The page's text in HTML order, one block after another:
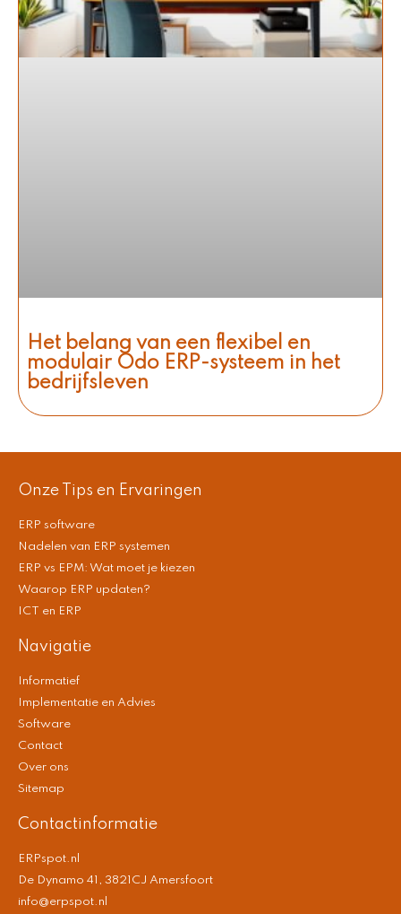
Het belang van een flexibel en
modulair Odo ERP-systeem in het
bedrijfsleven
Onze Tips en Ervaringen
ERP software
Nadelen van ERP systemen
ERP vs EPM: Wat moet je kiezen
Waarop ERP updaten?
ICT en ERP
Navigatie
Informatief
Implementatie en Advies
Software
Contact
Over ons
Sitemap
Contactinformatie
ERPspot.nl
De Dynamo 41, 3821CJ Amersfoort
info@erpspot.nl